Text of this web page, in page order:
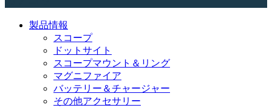
製品情報
スコープ
ドットサイト
スコープマウント＆リング
マグニファイア
バッテリー＆チャージャー
その他アクセサリー